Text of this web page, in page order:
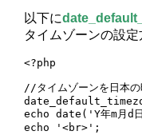
以下に
タイムゾーンの設定
<?php
//タイムゾーンを日本の
echo date('Y年m月d
echo '<br>';